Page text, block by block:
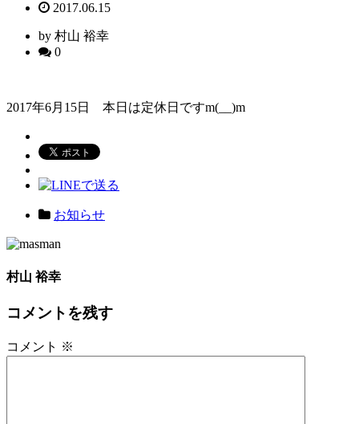
2017.06.15
by 村山 裕幸
0
2017年6月15日 本日は定休日ですm(__)m
お知らせ
村山 裕幸
コメントを残す
コメント ※